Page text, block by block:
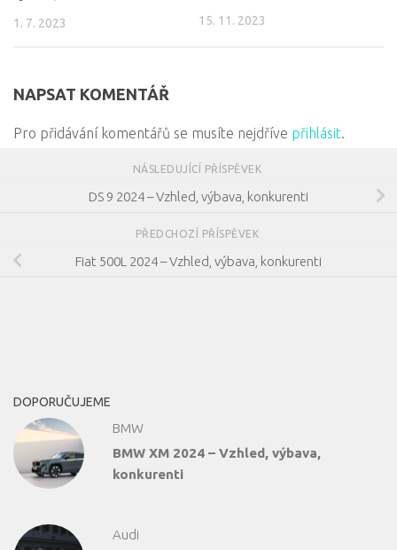
1. 7. 2023 15. 11. 2023
NAPSAT KOMENTÁŘ
Pro přidávání komentářů se musíte nejdříve přihlásit.
NÁSLEDUJÍCÍ PŘÍSPĚVEK
DS 9 2024 – Vzhled, výbava, konkurenti
PŘEDCHOZÍ PŘÍSPĚVEK
Fiat 500L 2024 – Vzhled, výbava, konkurenti
DOPORUČUJEME
BMW
BMW XM 2024 – Vzhled, výbava,
konkurenti
Audi